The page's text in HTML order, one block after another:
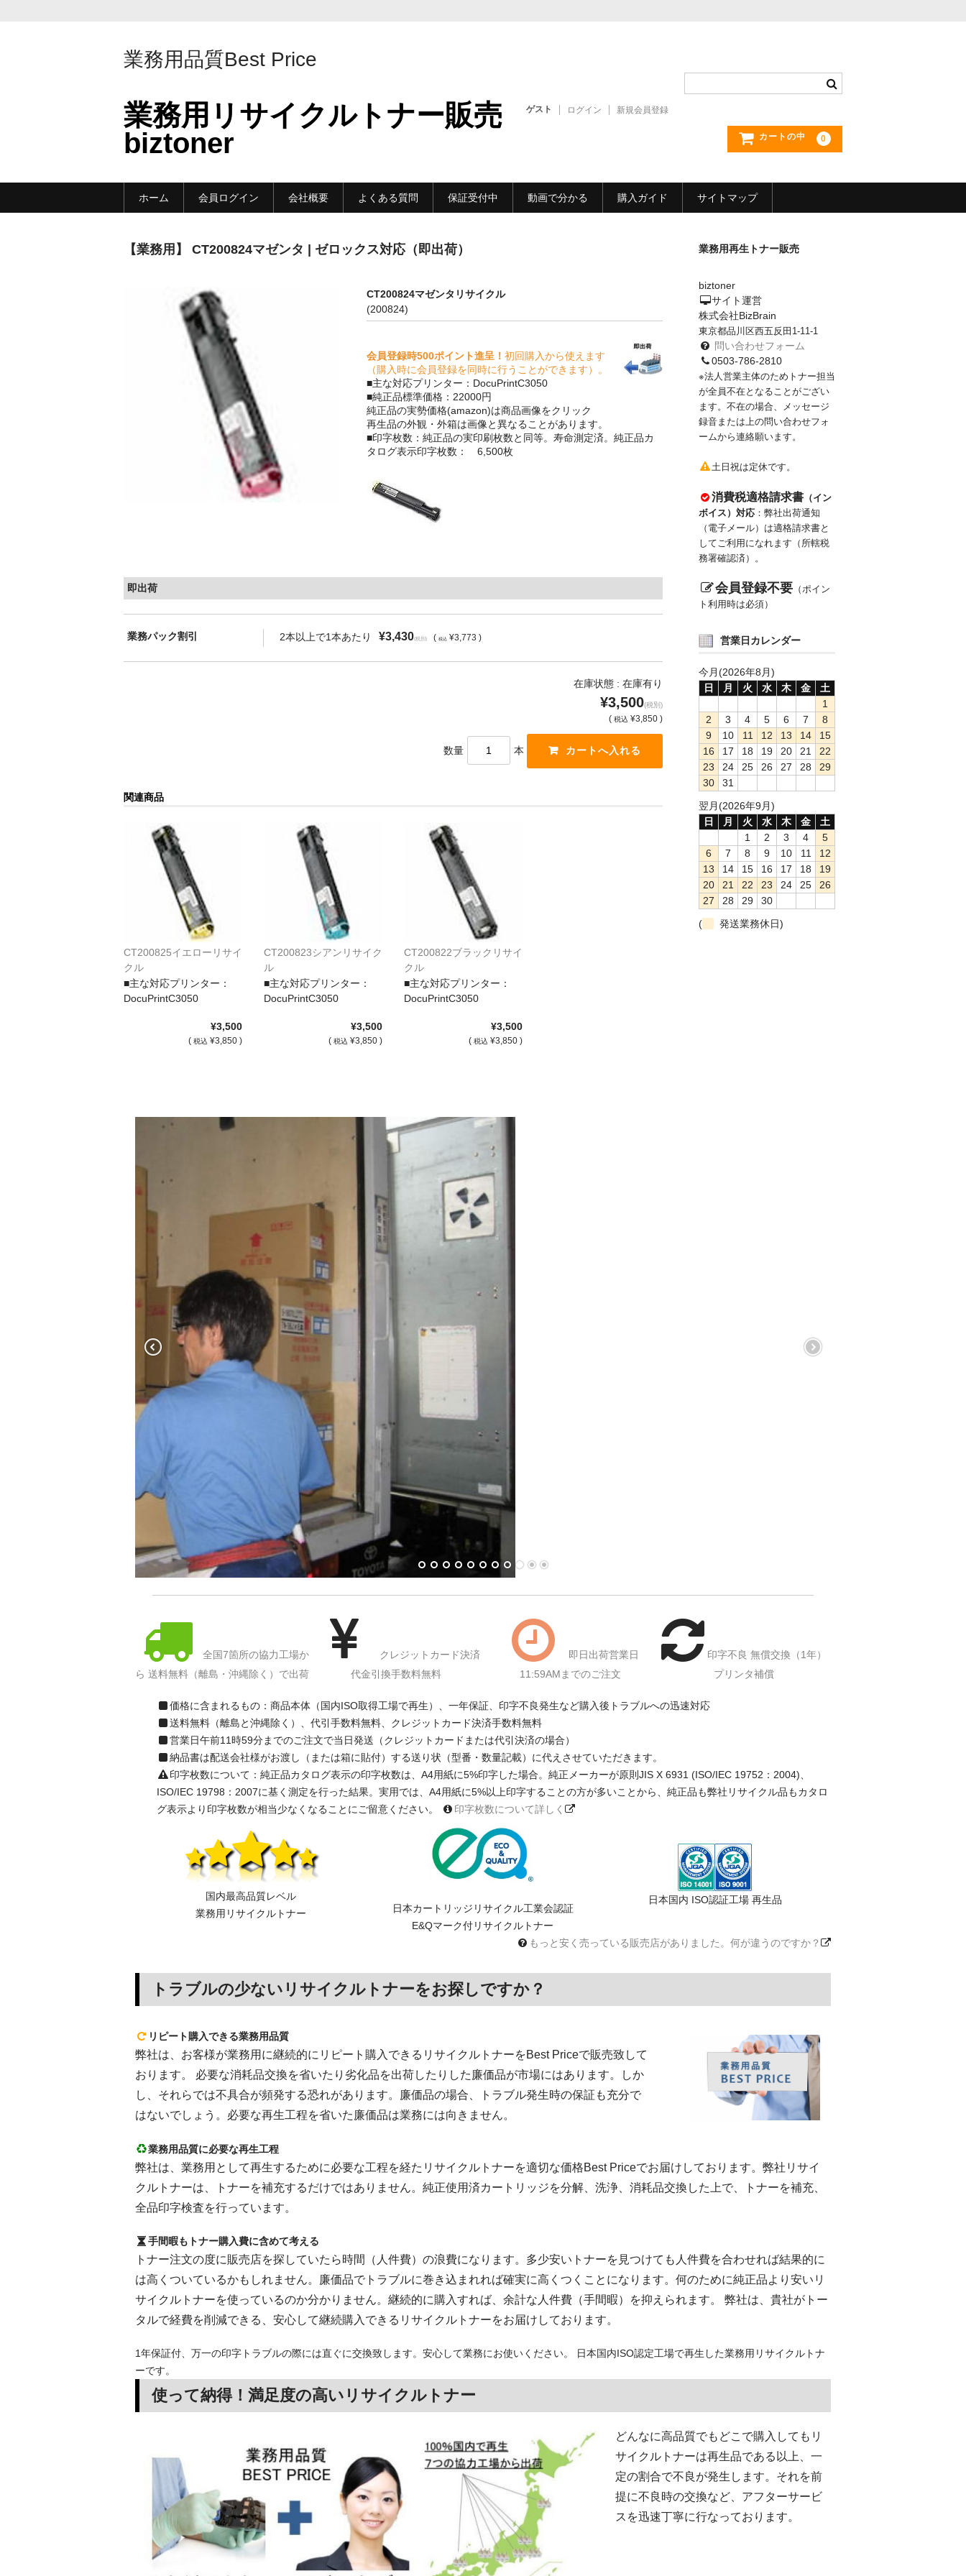
業務用品質Best Price
業務用リサイクルトナー販売
biztoner
ゲスト ログイン 新規会員登録
カートの中 0
ホーム 会員ログイン 会社概要 よくある質問 保証受付中 動画で分かる 購入ガイド サイトマップ
【業務用】 CT200824マゼンタ | ゼロックス対応（即出荷）
CT200824マゼンタリサイクル
(200824)
会員登録時500ポイント進呈！ 初回購入から使えます
（購入時に会員登録を同時に行うことができます）。
■主な対応プリンター：DocuPrintC3050
■純正品標準価格：22000円
純正品の実勢価格(amazon)は商品画像をクリック
再生品の外観・外箱は画像と異なることがあります。
■印字枚数：純正品の実印刷枚数と同等。寿命測定済。純正品カ
タログ表示印字枚数： 6,500枚
即出荷
業務パック割引 2本以上で1本あたり ¥3,430(税別) ( 税込 ¥3,773 )
在庫状態 : 在庫有り
¥3,500(税別)
( 税込 ¥3,850 )
数量 本
関連商品
CT200825イエローリサイ
クル
■主な対応プリンター：
DocuPrintC3050
¥3,500
( 税込 ¥3,850 )
CT200823シアンリサイク
ル
■主な対応プリンター：
DocuPrintC3050
¥3,500
( 税込 ¥3,850 )
CT200822ブラックリサイ
クル
■主な対応プリンター：
DocuPrintC3050
¥3,500
( 税込 ¥3,850 )
業務用再生トナー販売
biztoner
サイト運営
株式会社BizBrain
東京都品川区西五反田1-11-1
問い合わせフォーム
0503-786-2810
※法人営業主体のためトナー担当
が全員不在となることがござい
ます。不在の場合、メッセージ
録音または上の問い合わせフォ
ームから連絡願います。
土日祝は定休です。
消費税適格請求書 （イン
ボイス）対応 ：弊社出荷通知
（電子メール）は適格請求書と
してご利用になれます（所轄税
務署確認済）。
会員登録不要 （ポイン
ト利用時は必須）
営業日カレンダー
今月(2026年8月)
日
月 火 水 木 金
土
1
2
3 4 5 6 7
8
9
10 11 12 13 14
15
16
17 18 19 20 21
22
23
24 25 26 27 28
29
30
31
翌月(2026年9月)
日
月 火 水 木 金
土
1
2 3 4
5
6
7 8 9 10 11
12
13
14 15 16 17 18
19
20
21 22 23 24 25
26
27
28 29
30
(
発送業務休日)
全国7箇所の協力工場か
ら 送料無料（離島・沖縄除く）で出荷
クレジットカード決済
代金引換手数料無料
即日出荷営業日
11:59AMまでのご注文
印字不良 無償交換（1年）
プリンタ補償
価格に含まれるもの：商品本体（国内ISO取得工場で再生）、一年保証、印字不良発生など購入後トラブルへの迅速対応
送料無料（離島と沖縄除く）、代引手数料無料、クレジットカード決済手数料無料
営業日午前11時59分までのご注文で当日発送（クレジットカードまたは代引決済の場合）
納品書は配送会社様がお渡し（または箱に貼付）する送り状（型番・数量記載）に代えさせていただきます。
印字枚数について：純正品カタログ表示の印字枚数は、A4用紙に5%印字した場合。純正メーカーが原則JIS X 6931 (ISO/IEC 19752：2004)、
ISO/IEC 19798：2007に基く測定を行った結果。実用では、A4用紙に5%以上印字することの方が多いことから、純正品も弊社リサイクル品もカタロ
グ表示より印字枚数が相当少なくなることにご留意ください。
印字枚数について詳しく
国内最高品質レベル
業務用リサイクルトナー
日本カートリッジリサイクル工業会認証
E&Qマーク付リサイクルトナー
日本国内 ISO認証工場 再生品
もっと安く売っている販売店がありました。何が違うのですか？
トラブルの少ないリサイクルトナーをお探しですか？
リピート購入できる業務用品質
弊社は、お客様が業務用に継続的にリピート購入できるリサイクルトナーをBest Priceで販売致して
おります。 必要な消耗品交換を省いたり劣化品を出荷したりした廉価品が市場にはあります。しか
し、それらでは不具合が頻発する恐れがあります。廉価品の場合、トラブル発生時の保証も充分で
はないでしょう。必要な再生工程を省いた廉価品は業務には向きません。
業務用品質に必要な再生工程
弊社は、業務用として再生するために必要な工程を経たリサイクルトナーを適切な価格Best Priceでお届けしております。弊社リサイ
クルトナーは、トナーを補充するだけではありません。純正使用済カートリッジを分解、洗浄、消耗品交換した上で、トナーを補充、
全品印字検査を行っています。
手間暇もトナー購入費に含めて考える
トナー注文の度に販売店を探していたら時間（人件費）の浪費になります。多少安いトナーを見つけても人件費を合わせれば結果的に
は高くついているかもしれません。廉価品でトラブルに巻き込まれれば確実に高くつくことになります。何のために純正品より安いリ
サイクルトナーを使っているのか分かりません。継続的に購入すれば、余計な人件費（手間暇）を抑えられます。 弊社は、貴社がトー
タルで経費を削減できる、安心して継続購入できるリサイクルトナーをお届けしております。
1年保証付、万一の印字トラブルの際には直ぐに交換致します。安心して業務にお使いください。 日本国内ISO認定工場で再生した業務用リサイクルトナ
ーです。
使って納得！満足度の高いリサイクルトナー
どんなに高品質でもどこで購入してもリ
サイクルトナーは再生品である以上、一
定の割合で不良が発生します。それを前
提に不良時の交換など、アフターサービ
スを迅速丁寧に行なっております。